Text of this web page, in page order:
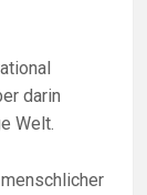
darin
Welt.